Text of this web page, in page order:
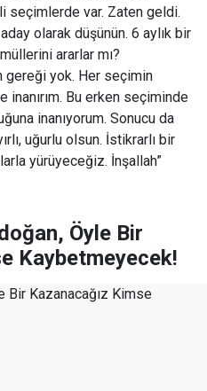
seçimlerde var. Zaten geldi.
olarak düşünün. 6 aylık bir
ararlar mı?
gereği yok. Her seçimin
inanırım. Bu erken seçiminde
inanıyorum. Sonucu da
uğurlu olsun. İstikrarlı bir
yürüyeceğiz. İnşallah”
Öyle Bir
Kaybetmeyecek!